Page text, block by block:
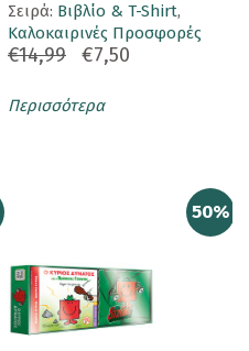
Σειρά: Βιβλίο & T-Shirt,
Καλοκαιρινές Προσφορές
€14,99 €7,50
Περισσότερα
50%